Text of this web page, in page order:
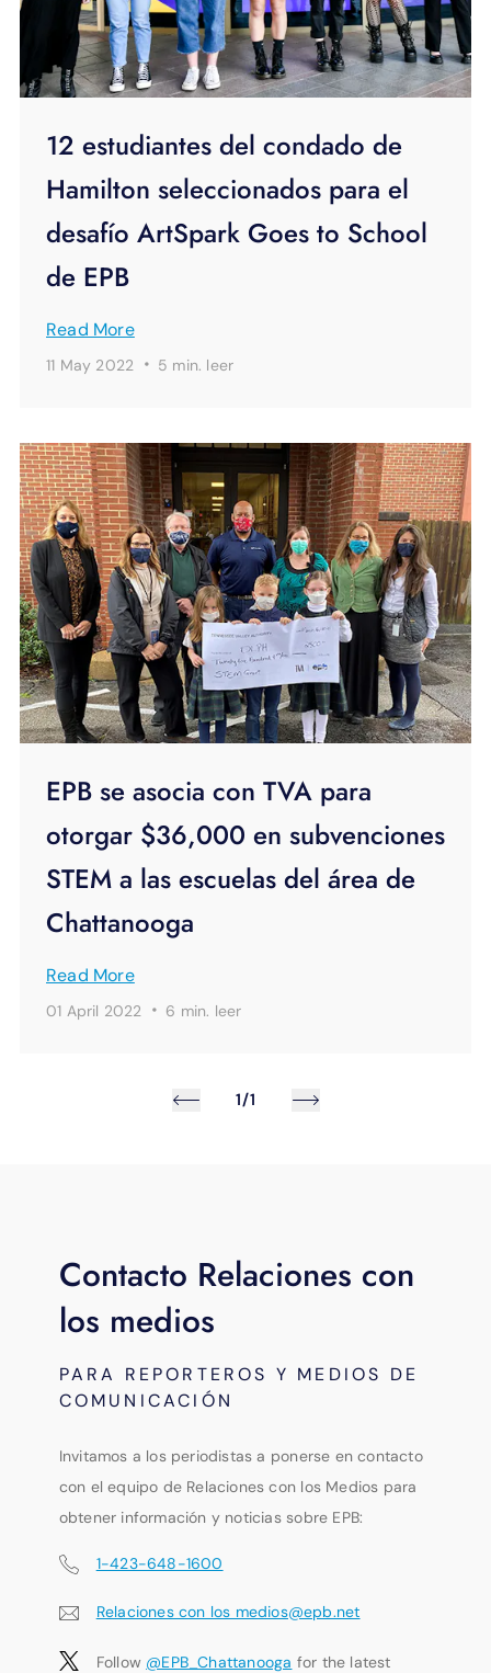
12 estudiantes del condado de
Hamilton seleccionados para el
desafío ArtSpark Goes to School
de EPB
Read More
11 May 2022 · 5 min. leer
EPB se asocia con TVA para
otorgar $36,000 en subvenciones
STEM a las escuelas del área de
Chattanooga
Read More
01 April 2022 · 6 min. leer
1/1
Contacto Relaciones con
los medios
PARA REPORTEROS Y MEDIOS DE
COMUNICACIÓN
Invitamos a los periodistas a ponerse en contacto
con el equipo de Relaciones con los Medios para
obtener información y noticias sobre EPB:
1-423-648-1600
Relaciones con los medios@epb.net
Follow @EPB_Chattanooga for the latest